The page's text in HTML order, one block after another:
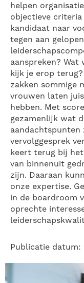
helpen
objectieve
kandidaat naar
tegen aan
aanspreken?
kijk je erop
zakken sommige
vrouwen laten
hebben. Met
gezamenlijk wat
aandachtspunten
vervolggesprek
keert terug bij
van binnenuit
zijn. Daaraan
onze expertise.
in de boardroom
oprechte
Publicatie datum: